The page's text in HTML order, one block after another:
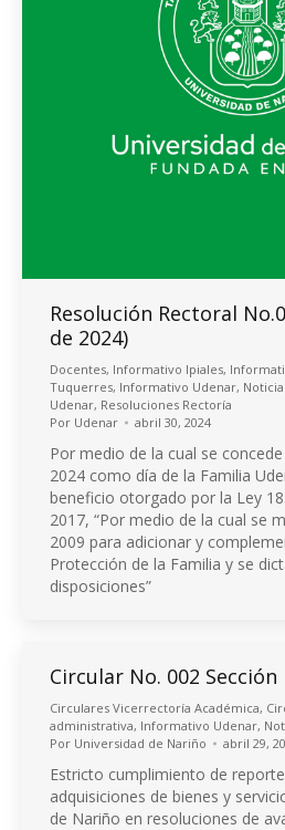
Resolución Rectoral
de 2024)
Docentes, Informativo Ipiales,
Tuquerres, Informativo Udenar,
Udenar, Resoluciones Rectoría
Por Udenar abril 30, 2024
Por medio de la cual se
2024 como día de la Familia
beneficio otorgado por la Ley
2017, “Por medio de la cual se
2009 para adicionar y
Protección de la Familia y se
disposiciones”
Circular No. 002
Circulares Vicerrectoría Académica,
administrativa, Informativo Udenar,
Por Universidad de Nariño abril 29,
Estricto cumplimiento de
adquisiciones de bienes y
de Nariño en resoluciones de